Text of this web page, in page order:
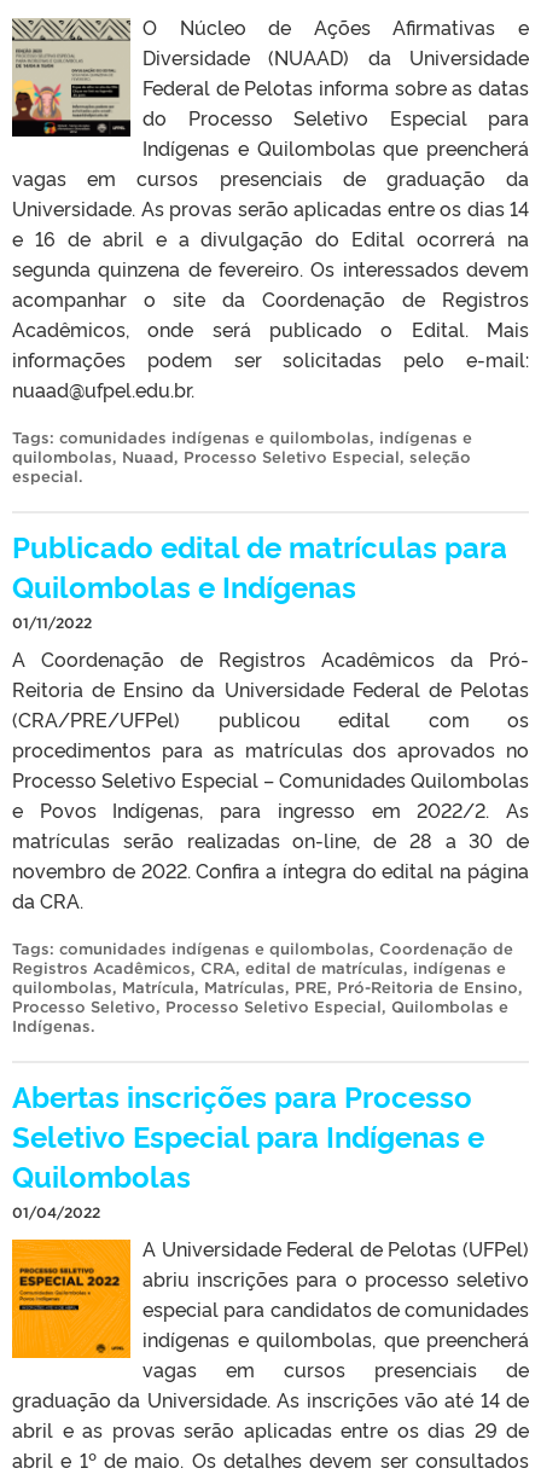
O Núcleo de Ações Afirmativas e
Diversidade (NUAAD) da Universidade
Federal de Pelotas informa sobre as datas
do Processo Seletivo Especial para
Indígenas e Quilombolas que preencherá
vagas em cursos presenciais de graduação da
Universidade. As provas serão aplicadas entre os dias 14
e 16 de abril e a divulgação do Edital ocorrerá na
segunda quinzena de fevereiro. Os interessados devem
acompanhar o site da Coordenação de Registros
Acadêmicos, onde será publicado o Edital. Mais
informações podem ser solicitadas pelo e-mail:
nuaad@ufpel.edu.br.
Tags: comunidades indígenas e quilombolas, indígenas e
quilombolas, Nuaad, Processo Seletivo Especial, seleção
especial.
Publicado edital de matrículas para
Quilombolas e Indígenas
01/11/2022
A Coordenação de Registros Acadêmicos da Pró-
Reitoria de Ensino da Universidade Federal de Pelotas
(CRA/PRE/UFPel) publicou edital com os
procedimentos para as matrículas dos aprovados no
Processo Seletivo Especial – Comunidades Quilombolas
e Povos Indígenas, para ingresso em 2022/2. As
matrículas serão realizadas on-line, de 28 a 30 de
novembro de 2022. Confira a íntegra do edital na página
da CRA.
Tags: comunidades indígenas e quilombolas, Coordenação de
Registros Acadêmicos, CRA, edital de matrículas, indígenas e
quilombolas, Matrícula, Matrículas, PRE, Pró-Reitoria de Ensino,
Processo Seletivo, Processo Seletivo Especial, Quilombolas e
Indígenas.
Abertas inscrições para Processo
Seletivo Especial para Indígenas e
Quilombolas
01/04/2022
A Universidade Federal de Pelotas (UFPel)
abriu inscrições para o processo seletivo
especial para candidatos de comunidades
indígenas e quilombolas, que preencherá
vagas em cursos presenciais de
graduação da Universidade. As inscrições vão até 14 de
abril e as provas serão aplicadas entre os dias 29 de
abril e 1º de maio. Os detalhes devem ser consultados